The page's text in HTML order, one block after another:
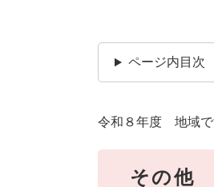
ページ内目次
令和８年度 地域
その他